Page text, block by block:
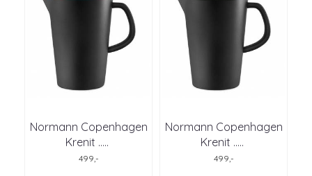
Normann Copenhagen
Krenit .....
499,-
Normann Copenhagen
Krenit .....
499,-